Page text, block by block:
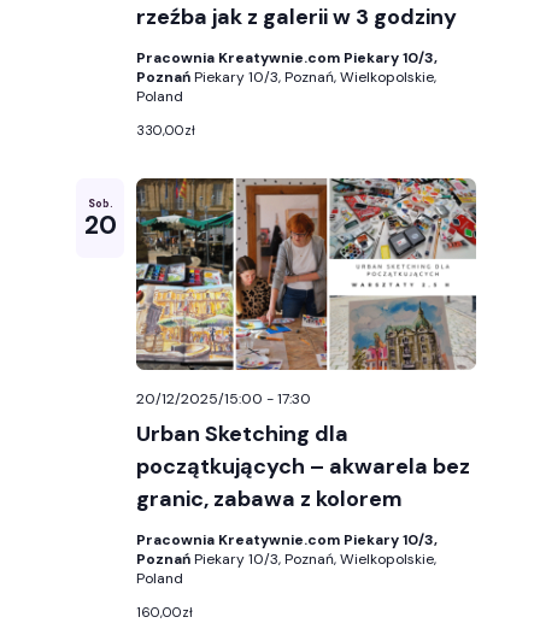
rzeźba jak z galerii w 3 godziny
Pracownia Kreatywnie.com Piekary 10/3,
PoznańPiekary 10/3, Poznań, Wielkopolskie,
Poland
330,00zł
Sob.
20
Urban Sketching dla
początkujących – akwarela bez
granic, zabawa z kolorem
20/12/2025/15:00 -17:30
Pracownia Kreatywnie.com Piekary 10/3,
PoznańPiekary 10/3, Poznań, Wielkopolskie,
Poland
160,00zł